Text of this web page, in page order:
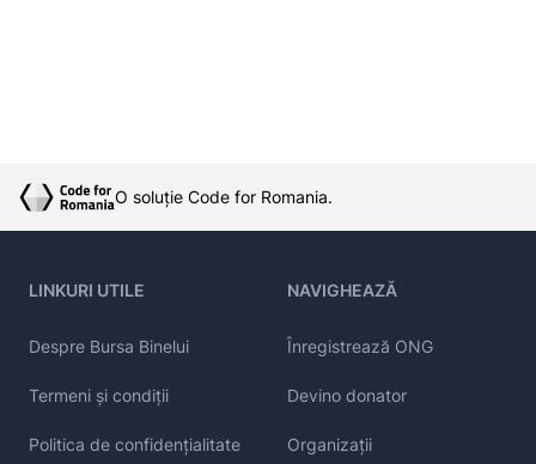
O soluție Code for Romania.
LINKURI UTILE
Despre Bursa Binelui
Termeni și condiții
Politica de confidențialitate
NAVIGHEAZĂ
Înregistrează ONG
Devino donator
Organizații